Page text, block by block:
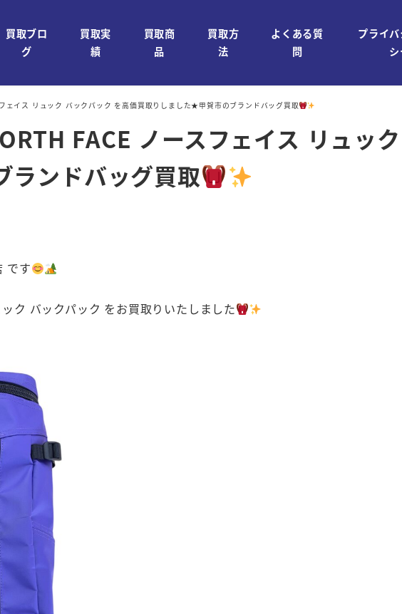
買取ブロ
グ
買取実
績
買取商
品
買取方
法
よくある質
問
プライ
シ
ェイス リュック バックパック を高価買取りしました★甲賀市のブランドバッグ買取
FACE ノースフェイス リュッ
ンドバッグ買取
です
ク バックパック をお買取りいたしました